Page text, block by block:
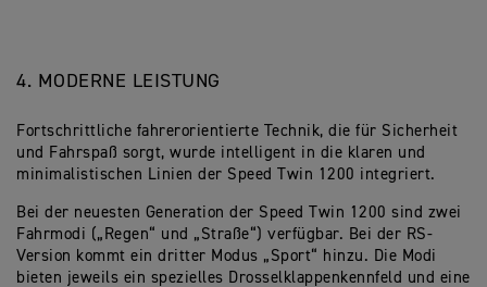
4. MODERNE LEISTUNG
Fortschrittliche fahrerorientierte Technik, die für Sicherheit
und Fahrspaß sorgt, wurde intelligent in die klaren und
minimalistischen Linien der Speed Twin 1200 integriert.
Bei der neuesten Generation der Speed Twin 1200 sind zwei
Fahrmodi („Regen“ und „Straße“) verfügbar. Bei der RS-
Version kommt ein dritter Modus „Sport“ hinzu. Die Modi
bieten jeweils ein spezielles Drosselklappenkennfeld und eine